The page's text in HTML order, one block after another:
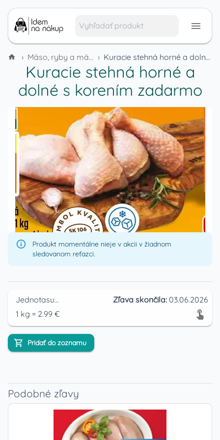
› Mäso, ryby a mäsové výrobky › Kuracie stehná horné a dolné s korením zadarmo
Kuracie stehná horné a
dolné s korením zadarmo
Produkt momentálne nieje v akcii v žiadnom
sledovanom reťazci.
Jednotasupermarket Zľava skončila: 03.06.2026
1 kg = 2.99 €
Pridať do zoznamu
Podobné zľavy